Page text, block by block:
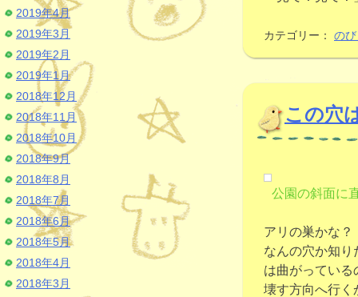
カテゴリー： の
この穴
公園の斜面に
アリの巣かな
なんの穴か知り
は曲がってい
壊す方向へ行く
2019年4月
2019年3月
2019年2月
2019年1月
2018年12月
2018年11月
2018年10月
2018年9月
2018年8月
2018年7月
2018年6月
2018年5月
2018年4月
2018年3月